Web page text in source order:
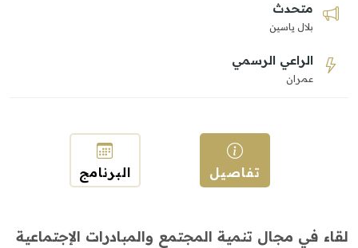
متحدث
بلال ياسين
الراعي الرسمي
عمران
تفاصيل البرنامج
لقاء في مجال تنمية المجتمع والمبادرات الإجتماعية